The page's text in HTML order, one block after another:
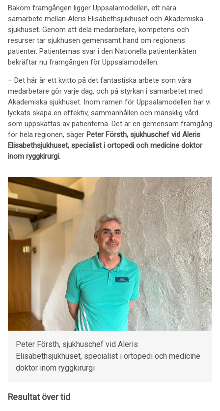
Bakom framgången ligger Uppsalamodellen, ett nära
samarbete mellan Aleris Elisabethsjukhuset och Akademiska
sjukhuset. Genom att dela medarbetare, kompetens och
resurser tar sjukhusen gemensamt hand om regionens
patienter. Patienternas svar i den Nationella patientenkäten
bekräftar nu framgången för Uppsalamodellen.
– Det här är ett kvitto på det fantastiska arbete som våra
medarbetare gör varje dag, och på styrkan i samarbetet med
Akademiska sjukhuset. Inom ramen för Uppsalamodellen har vi
lyckats skapa en effektiv, sammanhållen och mänsklig vård
som uppskattas av patienterna. Det är en gemensam framgång
för hela regionen, säger Peter Försth, sjukhuschef vid Aleris
Elisabethsjukhuset, specialist i ortopedi och medicine doktor
inom ryggkirurgi.
Peter Försth, sjukhuschef vid Aleris
Elisabethsjukhuset, specialist i ortopedi och medicine
doktor inom ryggkirurgi
Resultat över tid